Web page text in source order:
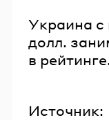
Украина с
долл.
в рейтинге.
Источник: